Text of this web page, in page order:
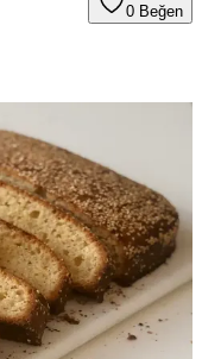
0 Beğen
Geleneksel
eti ve bölgesel tatlılar
ve kültürel
İpuçlarıyla